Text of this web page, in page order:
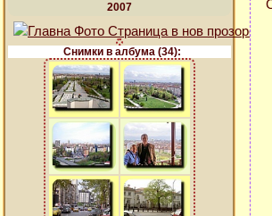
2007
Снимки в албума (34):